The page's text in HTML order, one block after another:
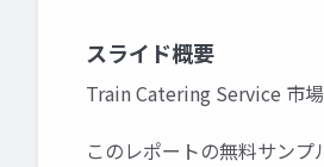
スライド概要
Train Catering Service 市
このレポートの無料サン